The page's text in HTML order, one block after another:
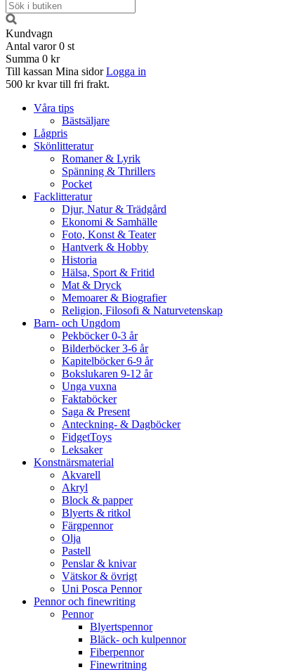
Kundvagn
Antal varor 0 st
Summa 0 kr
Till kassan Mina sidor Logga in
500 kr kvar till fri frakt.
Våra tips
Bästsäljare
Lågpris
Skönlitteratur
Romaner & Lyrik
Spänning & Thrillers
Pocket
Facklitteratur
Djur, Natur & Trädgård
Ekonomi & Samhälle
Foto, Konst & Teater
Hantverk & Hobby
Historia
Hälsa, Sport & Fritid
Mat & Dryck
Memoarer & Biografier
Religion, Filosofi & Naturvetenskap
Barn- och Ungdom
Pekböcker 0-3 år
Bilderböcker 3-6 år
Kapitelböcker 6-9 år
Bokslukaren 9-12 år
Unga vuxna
Faktaböcker
Saga & Present
Anteckning- & Dagböcker
FidgetToys
Leksaker
Konstnärsmaterial
Akvarell
Akryl
Block & papper
Blyerts & ritkol
Färgpennor
Olja
Pastell
Penslar & knivar
Vätskor & övrigt
Uni Posca Pennor
Pennor och finewriting
Pennor
Blyertspennor
Bläck- och kulpennor
Fiberpennor
Finewritning